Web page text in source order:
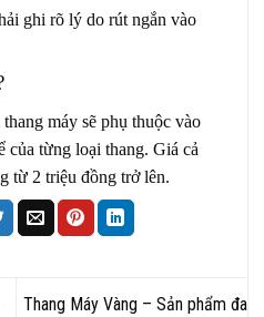
ghi rõ lý do rút ngắn vào
máy sẽ phụ thuộc vào
của từng loại thang. Giá cả
từ 2 triệu đồng trở lên.
Thang Máy Vàng – Sản phẩm đa